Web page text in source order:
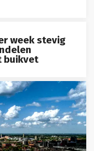
week stevig
buikvet